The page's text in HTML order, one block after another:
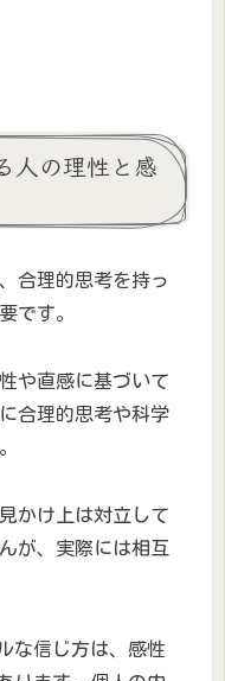
人の理性と感
合理的思考を持っ
です。
や直感に基づいて
合理的思考や科学
かけ上は対立して
が、実際には相互
な信じ方は、感性